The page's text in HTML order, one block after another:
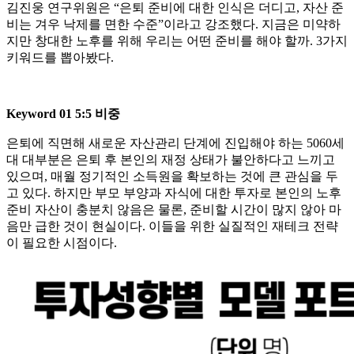
김진웅 연구위원은 “은퇴 준비에 대한 인식은 더디고, 자산 준
비는 겨우 낙제를 면한 수준”이라고 강조했다. 지금은 미약하
지만 창대한 노후를 위해 우리는 어떤 준비를 해야 할까. 3가지
키워드를 뽑아봤다.
Keyword 01 5:5 비중
은퇴에 직면해 새로운 자산관리 단계에 진입해야 하는 5060세
대 대부분은 은퇴 후 본인의 재정 상태가 불안하다고 느끼고
있으며, 매월 정기적인 소득원을 확보하는 것에 큰 관심을 두
고 있다. 하지만 부모 부양과 자식에 대한 투자로 본인의 노후
준비 자산이 충분치 않음은 물론, 준비할 시간이 많지 않아 마
음만 급한 것이 현실이다. 이들을 위한 실질적인 재테크 전략
이 필요한 시점이다.